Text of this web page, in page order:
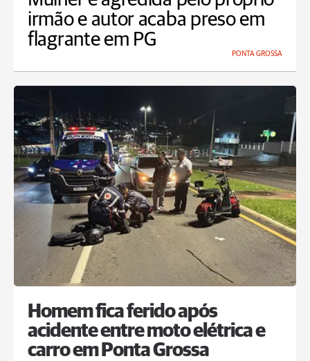
irmão e autor acaba preso em
flagrante em PG
PONTA GROSSA
Homem fica ferido após
acidente entre moto elétrica e
carro em Ponta Grossa